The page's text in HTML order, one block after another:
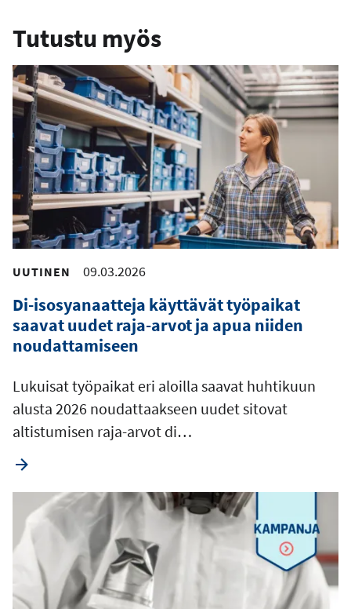
Tutustu myös
UUTINEN 09.03.2026
Di-isosyanaatteja käyttävät työpaikat
saavat uudet raja-arvot ja apua niiden
noudattamiseen
Lukuisat työpaikat eri aloilla saavat huhtikuun
alusta 2026 noudattaakseen uudet sitovat
altistumisen raja-arvot di…